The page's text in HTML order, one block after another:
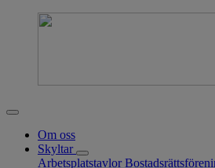
Om oss
Skyltar
Arbetsplatstavlor